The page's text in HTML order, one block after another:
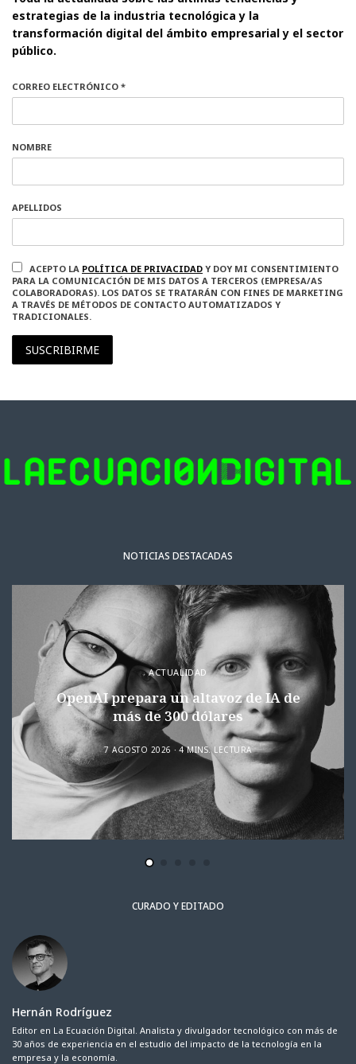
estrategias de la industria tecnológica y la
transformación digital del ámbito empresarial y el sector
público.
CORREO ELECTRÓNICO *
NOMBRE
APELLIDOS
ACEPTO LA POLÍTICA DE PRIVACIDAD Y DOY MI CONSENTIMIENTO
PARA LA COMUNICACIÓN DE MIS DATOS A TERCEROS (EMPRESA/AS
COLABORADORAS). LOS DATOS SE TRATARÁN CON FINES DE MARKETING
A TRAVÉS DE MÉTODOS DE CONTACTO AUTOMATIZADOS Y
TRADICIONALES.
SUSCRIBIRME
NOTICIAS DESTACADAS
ACTUALIDAD
OpenAI prepara un altavoz de IA de
más de 300 dólares
7 AGOSTO 2026 4 MINS. LECTURA
CURADO Y EDITADO
Hernán Rodríguez
Editor en La Ecuación Digital. Analista y divulgador tecnológico con más de
30 años de experiencia en el estudio del impacto de la tecnología en la
empresa y la economía.